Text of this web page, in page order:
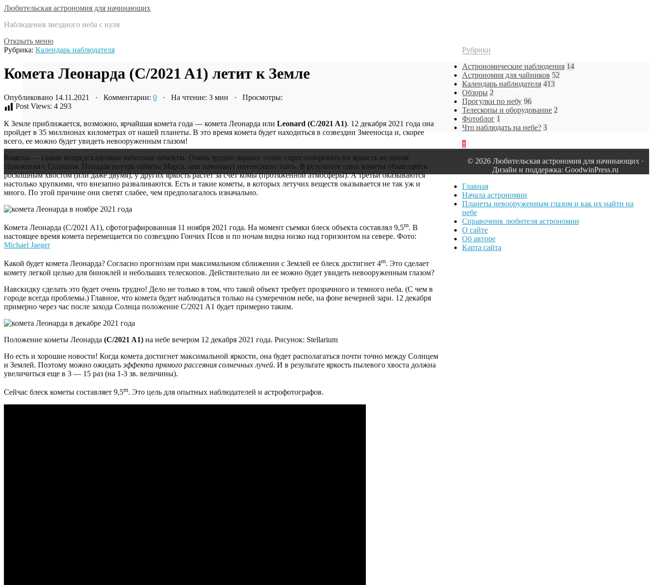
Любительская астрономия для начинающих
Наблюдения звездного неба с нуля
Открыть меню
Рубрика: Календарь наблюдателя
Комета Леонарда (C/2021 A1) летит к Земле
Опубликовано 14.11.2021 · Комментарии: 0 · На чтение: 3 мин · Просмотры:
Post Views: 4 293
К Земле приближается, возможно, ярчайшая комета года — комета Леонарда или Leonard (C/2021 A1). 12 декабря 2021 года она
пройдет в 35 миллионах километрах от нашей планеты. В это время комета будет находиться в созвездии Змееносца и, скорее
всего, ее можно будет увидеть невооруженным глазом!
Кометы — самые непредсказуемые небесные объекты. Очень трудно заранее точно спрогнозировать их яркость во время
сближения с Солнцем. Попадая внутрь орбиты Марса, они начинают интенсивно таять. В результате одни кометы обзаводятся
роскошным хвостом (или даже двумя), у других яркость растет за счет комы (протяженной атмосферы). А третьи оказываются
настолько хрупкими, что внезапно разваливаются. Есть и такие кометы, в которых летучих веществ оказывается не так уж и
много. По этой причине они светят слабее, чем предполагалось изначально.
Комета Леонарда (C/2021 A1), сфотографированная 11 ноября 2021 года. На момент съемки блеск объекта составлял 9,5m. В
настоящее время комета перемещается по созвездию Гончих Псов и по ночам видна низко над горизонтом на севере. Фото:
Michael Jaeger
Какой будет комета Леонарда? Согласно прогнозам при максимальном сближении с Землей ее блеск достигнет 4m. Это сделает
комету легкой целью для биноклей и небольших телескопов. Действительно ли ее можно будет увидеть невооруженным глазом?
Навскидку сделать это будет очень трудно! Дело не только в том, что такой объект требует прозрачного и темного неба. (С чем в
городе всегда проблемы.) Главное, что комета будет наблюдаться только на сумеречном небе, на фоне вечерней зари. 12 декабря
примерно через час после захода Солнца положение C/2021 A1 будет примерно таким.
Положение кометы Леонарда (C/2021 A1) на небе вечером 12 декабря 2021 года. Рисунок: Stellarium
Но есть и хорошие новости! Когда комета достигнет максимальной яркости, она будет располагаться почти точно между Солнцем
и Землей. Поэтому можно ожидать эффекта прямого рассеяния солнечных лучей. И в результате яркость пылевого хвоста должна
увеличиться еще в 3 — 15 раз (на 1-3 зв. величины).
Сейчас блеск кометы составляет 9,5m. Это цель для опытных наблюдателей и астрофотографов.
Рубрики
Астрономические наблюдения 14
Астрономия для чайников 52
Календарь наблюдателя 413
Обзоры 2
Прогулки по небу 96
Телескопы и оборудование 2
Фотоблог 1
Что наблюдать на небе? 3
↑
© 2026 Любительская астрономия для начинающих ·
Дизайн и поддержка: GoodwinPress.ru
Главная
Начала астрономии
Планеты невооруженным глазом и как их найти на
небе
Справочник любителя астрономии
О сайте
Об авторе
Карта сайта